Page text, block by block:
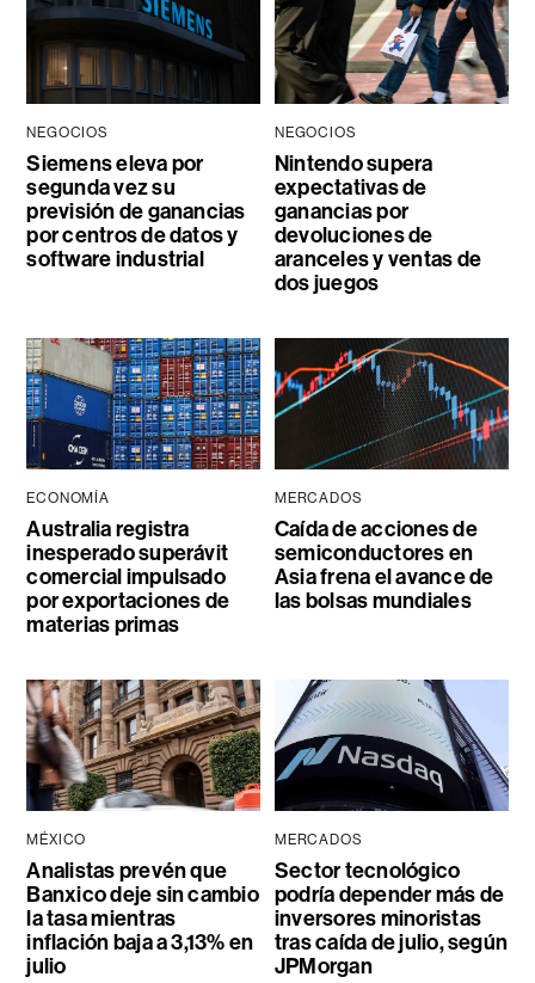
NEGOCIOS
Siemens eleva por
segunda vez su
previsión de ganancias
por centros de datos y
software industrial
NEGOCIOS
Nintendo supera
expectativas de
ganancias por
devoluciones de
aranceles y ventas de
dos juegos
ECONOMÍA
Australia registra
inesperado superávit
comercial impulsado
por exportaciones de
materias primas
MERCADOS
Caída de acciones de
semiconductores en
Asia frena el avance de
las bolsas mundiales
MÉXICO
Analistas prevén que
Banxico deje sin cambio
la tasa mientras
inflación baja a 3,13% en
julio
MERCADOS
Sector tecnológico
podría depender más de
inversores minoristas
tras caída de julio, según
JPMorgan